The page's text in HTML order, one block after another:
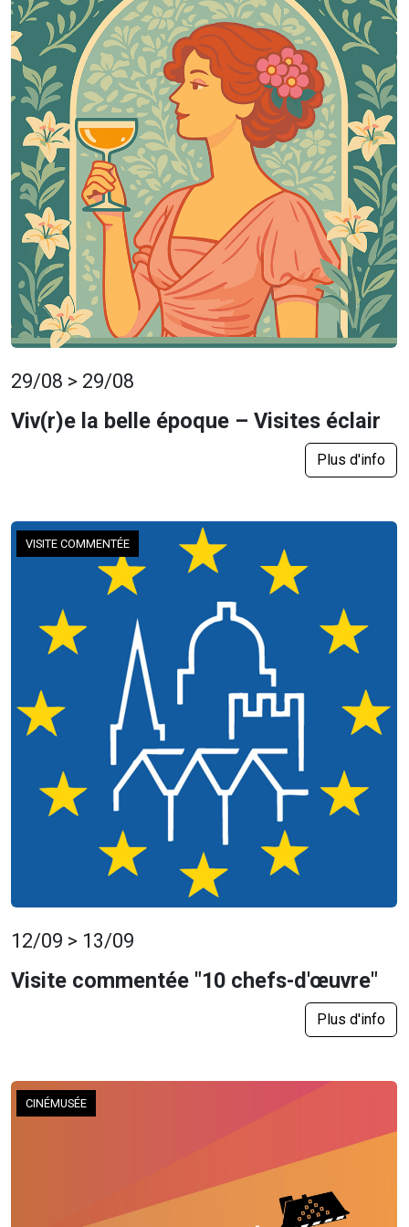
29/08 > 29/08
Viv(r)e la belle époque – Visites éclair
Plus d'info
VISITE COMMENTÉE
12/09 > 13/09
Visite commentée "10 chefs-d'œuvre"
Plus d'info
CINÉMUSÉE